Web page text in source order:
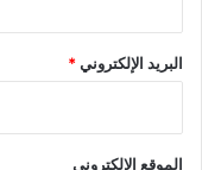
البريد الإلكتروني*
الموقع الإلكتروني